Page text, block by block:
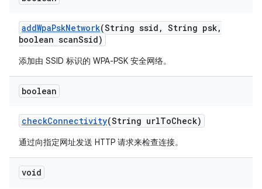
addWpaPskNetwork(String ssid , String psk,
boolean scanSsid)
添加由 SSID 标识的 WPA-PSK 安全网络。
boolean
checkConnectivity(String urlToCheck)
通过向指定网址发送 HTTP 请求来检查连接。
void